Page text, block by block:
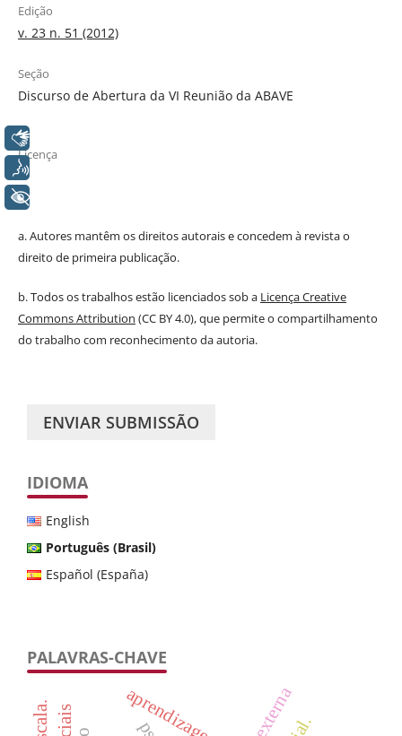
Edição
v. 23 n. 51 (2012)
Seção
Discurso de Abertura da VI Reunião da ABAVE
Licença
a. Autores mantêm os direitos autorais e concedem à revista o
direito de primeira publicação.
b. Todos os trabalhos estão licenciados sob a Licença Creative
Commons Attribution (CC BY 4.0), que permite o compartilhamento
do trabalho com reconhecimento da autoria.
ENVIAR SUBMISSÃO
IDIOMA
English
Português (Brasil)
Español (España)
PALAVRAS-CHAVE
aprendizagem.